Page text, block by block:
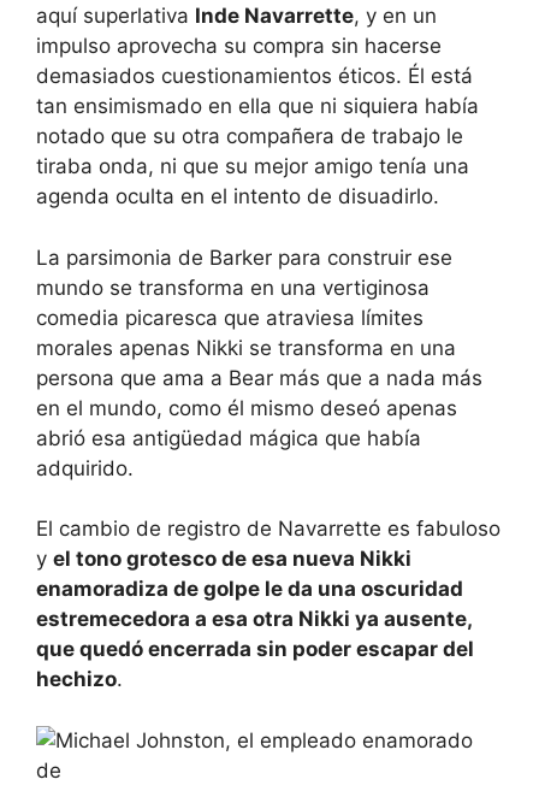
aquí superlativa Inde Navarrette, y en un
impulso aprovecha su compra sin hacerse
demasiados cuestionamientos éticos. Él está
tan ensimismado en ella que ni siquiera había
notado que su otra compañera de trabajo le
tiraba onda, ni que su mejor amigo tenía una
agenda oculta en el intento de disuadirlo.
La parsimonia de Barker para construir ese
mundo se transforma en una vertiginosa
comedia picaresca que atraviesa límites
morales apenas Nikki se transforma en una
persona que ama a Bear más que a nada más
en el mundo, como él mismo deseó apenas
abrió esa antigüedad mágica que había
adquirido.
El cambio de registro de Navarrette es fabuloso
y el tono grotesco de esa nueva Nikki
enamoradiza de golpe le da una oscuridad
estremecedora a esa otra Nikki ya ausente,
que quedó encerrada sin poder escapar del
hechizo.